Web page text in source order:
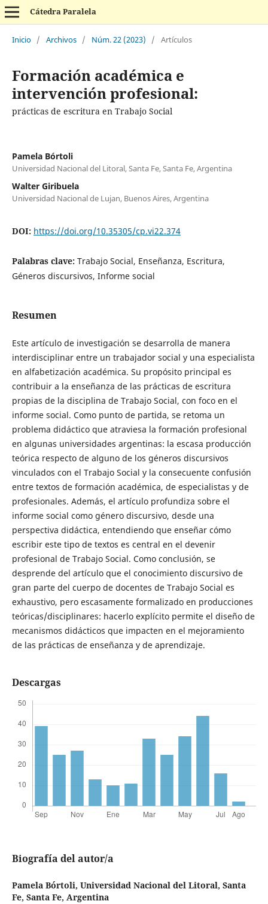
Cátedra Paralela
Inicio / Archivos / Núm. 22 (2023) / Artículos
Formación académica e
intervención profesional:
prácticas de escritura en Trabajo Social
Pamela Bórtoli
Universidad Nacional del Litoral, Santa Fe, Santa Fe, Argentina
Walter Giribuela
Universidad Nacional de Lujan, Buenos Aires, Argentina
DOI: https://doi.org/10.35305/cp.vi22.374
Palabras clave: Trabajo Social, Enseñanza, Escritura,
Géneros discursivos, Informe social
Resumen
Este artículo de investigación se desarrolla de manera
interdisciplinar entre un trabajador social y una especialista
en alfabetización académica. Su propósito principal es
contribuir a la enseñanza de las prácticas de escritura
propias de la disciplina de Trabajo Social, con foco en el
informe social. Como punto de partida, se retoma un
problema didáctico que atraviesa la formación profesional
en algunas universidades argentinas: la escasa producción
teórica respecto de alguno de los géneros discursivos
vinculados con el Trabajo Social y la consecuente confusión
entre textos de formación académica, de especialistas y de
profesionales. Además, el artículo profundiza sobre el
informe social como género discursivo, desde una
perspectiva didáctica, entendiendo que enseñar cómo
escribir este tipo de textos es central en el devenir
profesional de Trabajo Social. Como conclusión, se
desprende del artículo que el conocimiento discursivo de
gran parte del cuerpo de docentes de Trabajo Social es
exhaustivo, pero escasamente formalizado en producciones
teóricas/disciplinares: hacerlo explícito permite el diseño de
mecanismos didácticos que impacten en el mejoramiento
de las prácticas de enseñanza y de aprendizaje.
Descargas
Biografía del autor/a
Pamela Bórtoli, Universidad Nacional del Litoral, Santa
Fe, Santa Fe, Argentina